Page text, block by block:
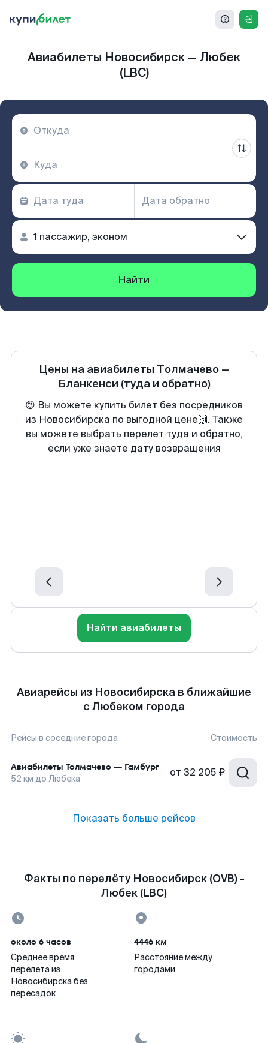
Авиабилеты Новосибирск — Любек
(LBC)
Найти
Цены на авиабилеты Толмачево—
Бланкенси (туда и обратно)
😍 Вы можете купить билет без посредников
из Новосибирска по выгодной цене🙌. Также
вы можете выбрать перелет туда и обратно,
если уже знаете дату возвращения
Найти авиабилеты
Авиарейсы из Новосибирска в ближайшие
с Любеком города
Рейсы в соседние города Стоимость
Авиабилеты Толмачево — Гамбург
52 км до Любека от 32 205 ₽
Показать больше рейсов
Факты по перелёту Новосибирск (OVB) -
Любек (LBC)
около 6 часов
Среднее время
перелета из
Новосибирска без
пересадок
4446 км
Расстояние между
городами